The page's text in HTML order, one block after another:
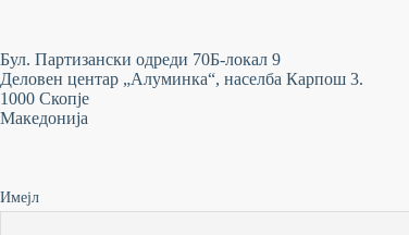
Бул. Партизански одреди 70Б-локал 9
Деловен центар „Алуминка“, населба Карпош 3.
1000 Скопје
Македонија
Имејл